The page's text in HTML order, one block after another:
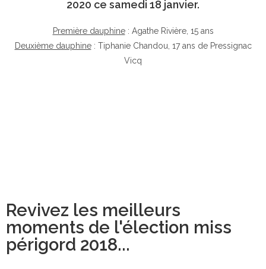
2020 ce samedi 18 janvier.
Première dauphine: Agathe Rivière, 15 ans
Deuxième dauphine: Tiphanie Chandou, 17 ans de Pressignac
Vicq
Revivez les meilleurs
moments de l'élection miss
périgord 2018...